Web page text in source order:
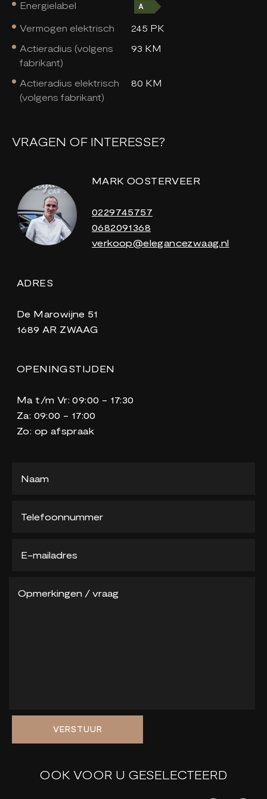
Energielabel
Vermogen elektrisch
245 PK
Actieradius (volgens
fabrikant)
93 KM
Actieradius elektrisch
(volgens fabrikant)
80 KM
VRAGEN OF INTERESSE?
MARK OOSTERVEER
0229745757
0682091368
verkoop@elegancezwaag.nl
ADRES
De Marowijne 51
1689 AR ZWAAG
OPENINGSTIJDEN
Ma t/m Vr: 09:00 - 17:30
Za: 09:00 - 17:00
Zo: op afspraak
VERSTUUR
OOK VOOR U GESELECTEERD